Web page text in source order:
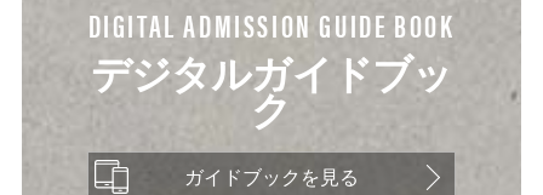
DIGITAL ADMISSION GUIDE BOOK
デジタルガイドブッ
ク
ガイドブックを見る